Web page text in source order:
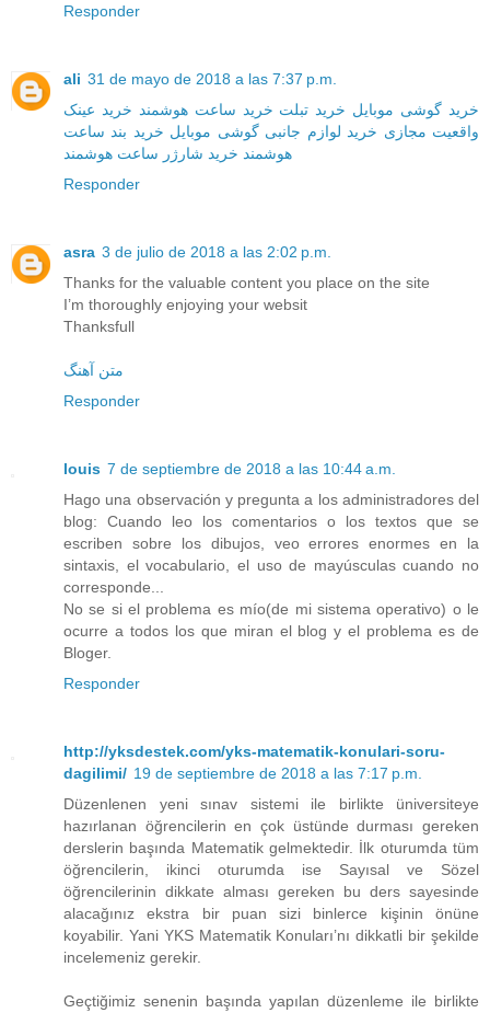
Responder
ali 31 de mayo de 2018 a las 7:37 p.m.
خرید گوشی موبایل خرید تبلت خرید ساعت هوشمند خرید عینک
واقعیت مجازی خرید لوازم جانبی گوشی موبایل خرید بند ساعت
هوشمند خرید شارژر ساعت هوشمند
Responder
asra 3 de julio de 2018 a las 2:02 p.m.
Thanks for the valuable content you place on the site
I’m thoroughly enjoying your websit
Thanksfull
متن آهنگ
Responder
louis 7 de septiembre de 2018 a las 10:44 a.m.
Hago una observación y pregunta a los administradores del
blog: Cuando leo los comentarios o los textos que se
escriben sobre los dibujos, veo errores enormes en la
sintaxis, el vocabulario, el uso de mayúsculas cuando no
corresponde...
No se si el problema es mío(de mi sistema operativo) o le
ocurre a todos los que miran el blog y el problema es de
Bloger.
Responder
http://yksdestek.com/yks-matematik-konulari-soru-
dagilimi/ 19 de septiembre de 2018 a las 7:17 p.m.
Düzenlenen yeni sınav sistemi ile birlikte üniversiteye
hazırlanan öğrencilerin en çok üstünde durması gereken
derslerin başında Matematik gelmektedir. İlk oturumda tüm
öğrencilerin, ikinci oturumda ise Sayısal ve Sözel
öğrencilerinin dikkate alması gereken bu ders sayesinde
alacağınız ekstra bir puan sizi binlerce kişinin önüne
koyabilir. Yani YKS Matematik Konuları’nı dikkatli bir şekilde
incelemeniz gerekir.
Geçtiğimiz senenin başında yapılan düzenleme ile birlikte